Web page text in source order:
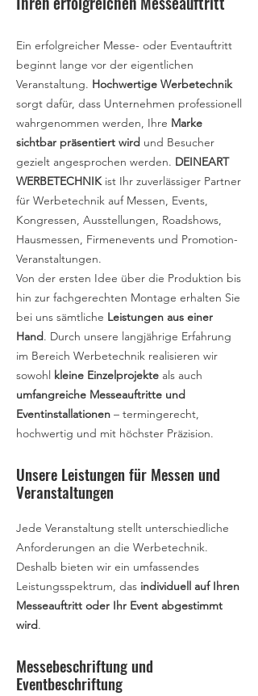
Roll-Ups oder austauschbare
verschiedene Veranstaltungen flexibel
eingesetzt und bei Bedarf mit neuen
Motiven oder Botschaften aktualisiert
werden.
Ein erfolgreicher Messe- oder Eventauftritt
beginnt lange vor der eigentlichen
Veranstaltung. Hochwertige Werbetechnik
sorgt dafür, dass Unternehmen professionell
wahrgenommen werden, Ihre Marke
sichtbar präsentiert wird und Besucher
gezielt angesprochen werden. DEINEART
WERBETECHNIK ist Ihr zuverlässiger Partner
für Werbetechnik auf Messen, Events,
Kongressen, Ausstellungen, Roadshows,
Hausmessen, Firmenevents und Promotion-
Veranstaltungen.
Von der ersten Idee über die Produktion bis
hin zur fachgerechten Montage erhalten Sie
bei uns sämtliche Leistungen aus einer
Hand. Durch unsere langjährige Erfahrung
im Bereich Werbetechnik realisieren wir
sowohl kleine Einzelprojekte als auch
umfangreiche Messeauftritte und
Eventinstallationen – termingerecht,
hochwertig und mit höchster Präzision.
Unsere Leistungen für Messen und
Veranstaltungen
Jede Veranstaltung stellt unterschiedliche
Anforderungen an die Werbetechnik.
Deshalb bieten wir ein umfassendes
Leistungsspektrum, das individuell auf Ihren
Messeauftritt oder Ihr Event abgestimmt
wird.
Messebeschriftung und
Eventbeschriftung